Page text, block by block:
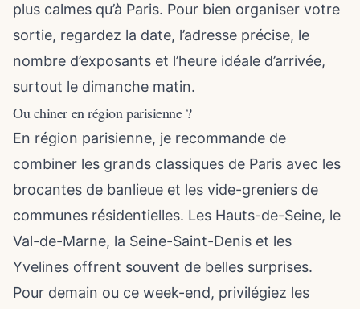
plus calmes qu’à Paris. Pour bien organiser votre
sortie, regardez la date, l’adresse précise, le
nombre d’exposants et l’heure idéale d’arrivée,
surtout le dimanche matin.
Ou chiner en région parisienne ?
En région parisienne, je recommande de
combiner les grands classiques de Paris avec les
brocantes de banlieue et les vide-greniers de
communes résidentielles. Les Hauts-de-Seine, le
Val-de-Marne, la Seine-Saint-Denis et les
Yvelines offrent souvent de belles surprises.
Pour demain ou ce week-end, privilégiez les